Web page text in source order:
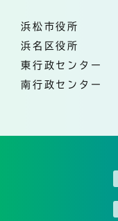
浜松市役所
浜名区役所
東行政センター
南行政センター